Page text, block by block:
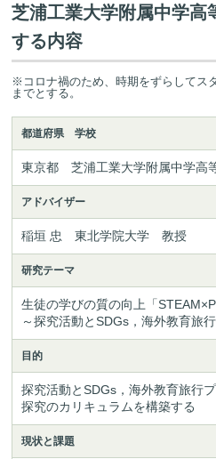
芝浦工業大学附属中学高
する内容
※コロナ禍のため、時期をずらしてス
までとする。
都道府県 学校
東京都 芝浦工業大学附属中学高
アドバイザー
稲垣 忠 東北学院大学 教授
研究テーマ
生徒の学びの質の向上「
～探究活動とSDGs，海外教育旅
目的
探究活動とSDGs，海外教育旅行
探究のカリキュラムを構築する
現状と課題